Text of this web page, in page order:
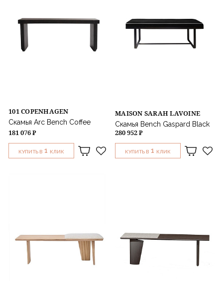
101 COPENHAGEN
Скамья Arc Bench Coffee
181 076 ₽
КУПИТЬ В 1 КЛИК
MAISON SARAH LAVOINE
Скамья Bench Gaspard Black
280 952 ₽
КУПИТЬ В 1 КЛИК